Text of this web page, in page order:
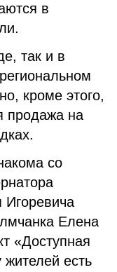
в
так и в
кроме этого,
продажа на
со
Игоревича
Елена
«Доступная
есть